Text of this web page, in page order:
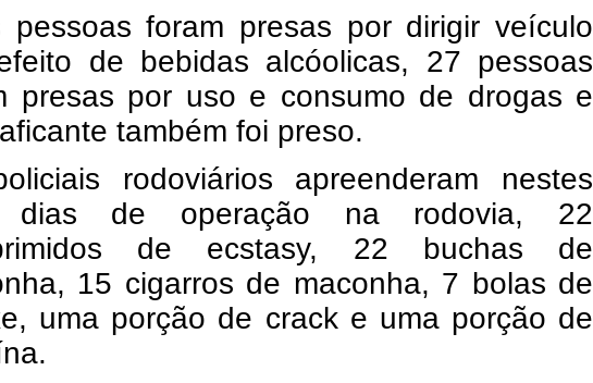
pessoas foram presas por dirigir veículo
de bebidas alcóolicas, 27 pessoas
presas por uso e consumo de drogas e
também foi preso.
rodoviários apreenderam nestes
dias de operação na rodovia, 22
de ecstasy, 22 buchas de
15 cigarros de maconha, 7 bolas de
uma porção de crack e uma porção de